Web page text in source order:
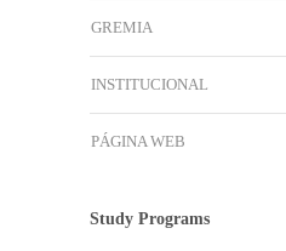
GREMIA
INSTITUCIONAL
PÁGINA WEB
Study Programs